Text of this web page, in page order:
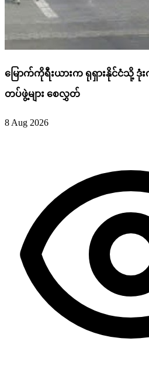
မြောက်ကိုရီးယားက ရုရှားနိုင်ငံသို့ ဒုံ
တပ်ဖွဲ့များ စေလွှတ်
8 Aug 2026